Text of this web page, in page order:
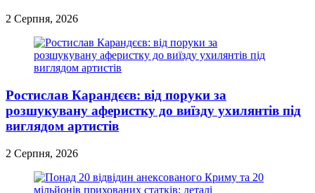
2 Серпня, 2026
Ростислав Карандєєв: від поруки за
розшукувану аферистку до виїзду ухилянтів під
виглядом артистів
2 Серпня, 2026